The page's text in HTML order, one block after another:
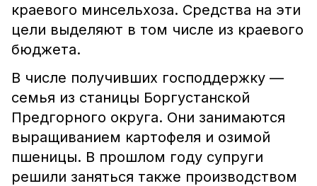
краевого минсельхоза. Средства на эти
цели выделяют в том числе из краевого
бюджета.
В числе получивших господдержку —
семья из станицы Боргустанской
Предгорного округа. Они занимаются
выращиванием картофеля и озимой
пшеницы. В прошлом году супруги
решили заняться также производством